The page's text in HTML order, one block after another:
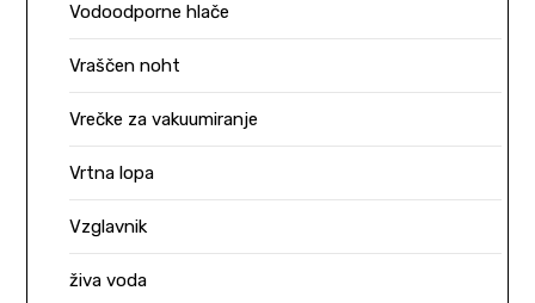
Vodoodporne hlače
Vraščen noht
Vrečke za vakuumiranje
Vrtna lopa
Vzglavnik
živa voda